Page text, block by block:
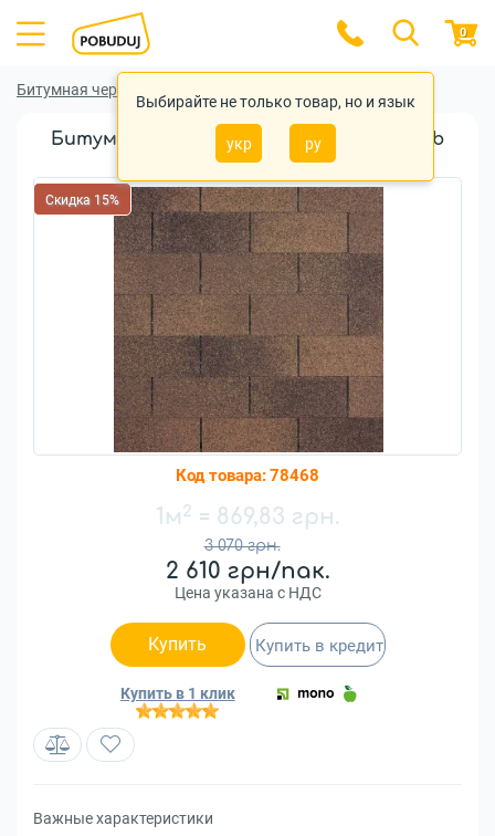
Выбирайте не только товар, но и язык
укр ру
0
Битумная черепица
Битумная черепица Iko Superglass 3Tab
Autumn Brown
Скидка 15%
Код товара:78468
3 070 грн.
2 610 грн/пак.
Цена указана с НДС
1м2 = 869,83 грн.
Купить
Купить в 1 клик
Купить в кредит
Важные характеристики